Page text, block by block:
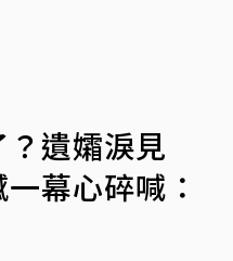
遺孀淚見
幕心碎喊：